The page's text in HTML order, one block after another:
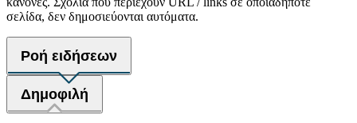
σελίδα, δεν δημοσιεύονται αυτόματα.
Ροή ειδήσεων
Δημοφιλή